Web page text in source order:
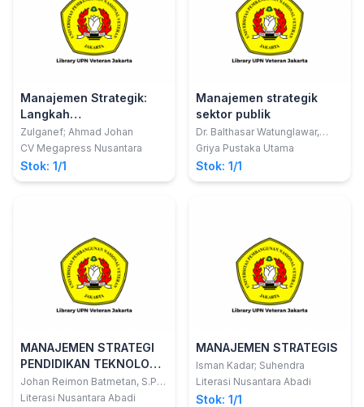
Manajemen Strategik:
Langkah
MenujuKeunggulan
Kompetitif
Zulganef; Ahmad Johan
CV Megapress Nusantara
Stok: 1/1
Manajemen strategik
sektor publik
Dr. Balthasar Watunglawar,
S.Pd., MAP
Griya Pustaka Utama
Stok: 1/1
MANAJEMEN STRATEGI
PENDIDIKAN TEKNOLOGI
KEJURUAN
Johan Reimon Batmetan, S.Pd.,
M.T.; Prof. Dr. Harol Reflie
Literasi Nusantara Abadi
MANAJEMEN STRATEGIS
Isman Kadar; Suhendra
Literasi Nusantara Abadi
Stok: 1/1